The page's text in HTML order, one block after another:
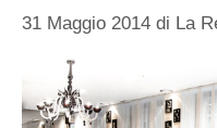
31 Maggio 2014 di La